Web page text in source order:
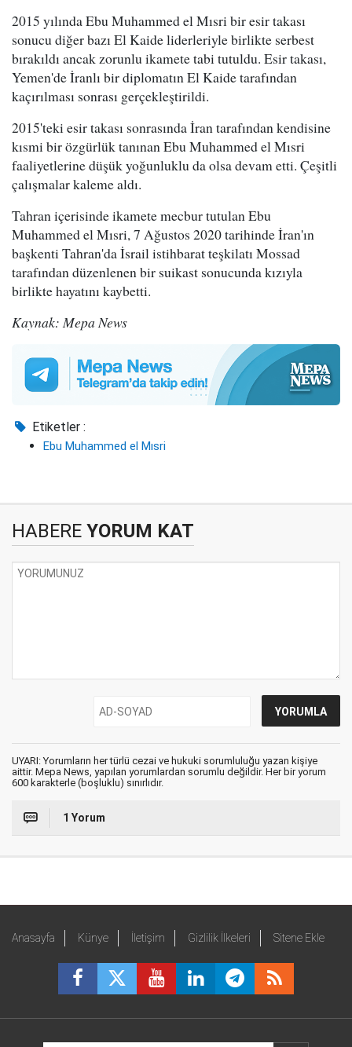
2015 yılında Ebu Muhammed el Mısri bir esir takası
sonucu diğer bazı El Kaide liderleriyle birlikte serbest
bırakıldı ancak zorunlu ikamete tabi tutuldu. Esir takası,
Yemen'de İranlı bir diplomatın El Kaide tarafından
kaçırılması sonrası gerçekleştirildi.
2015'teki esir takası sonrasında İran tarafından kendisine
kısmi bir özgürlük tanınan Ebu Muhammed el Mısri
faaliyetlerine düşük yoğunluklu da olsa devam etti. Çeşitli
çalışmalar kaleme aldı.
Tahran içerisinde ikamete mecbur tutulan Ebu
Muhammed el Mısri, 7 Ağustos 2020 tarihinde İran'ın
başkenti Tahran'da İsrail istihbarat teşkilatı Mossad
tarafından düzenlenen bir suikast sonucunda kızıyla
birlikte hayatını kaybetti.
Kaynak: Mepa News
Etiketler :
Ebu Muhammed el Mısri
HABERE YORUM KAT
UYARI: Yorumların her türlü cezai ve hukuki sorumluluğu yazan kişiye
aittir. Mepa News, yapılan yorumlardan sorumlu değildir. Her bir yorum
600 karakterle (boşluklu) sınırlıdır.
1 Yorum
Anasayfa Künye İletişim Gizlilik İlkeleri Sitene Ekle